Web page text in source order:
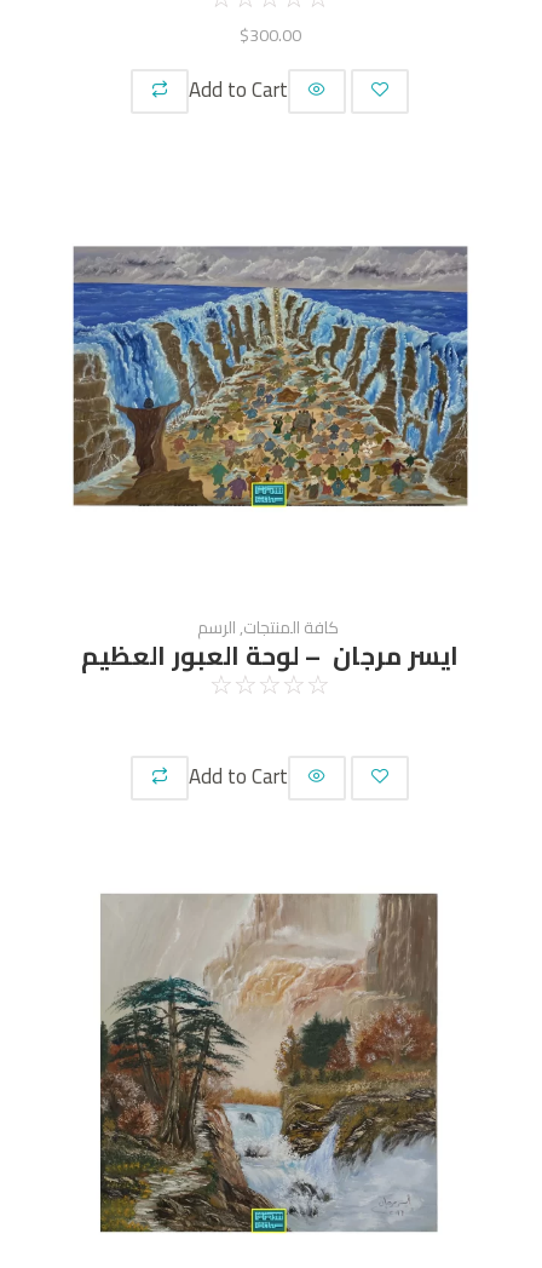
$300.00
Add to Cart
كافة المنتجات,الرسم
ايسر مرجان – لوحة العبور العظيم
☆
☆
☆
☆
☆
Add to Cart